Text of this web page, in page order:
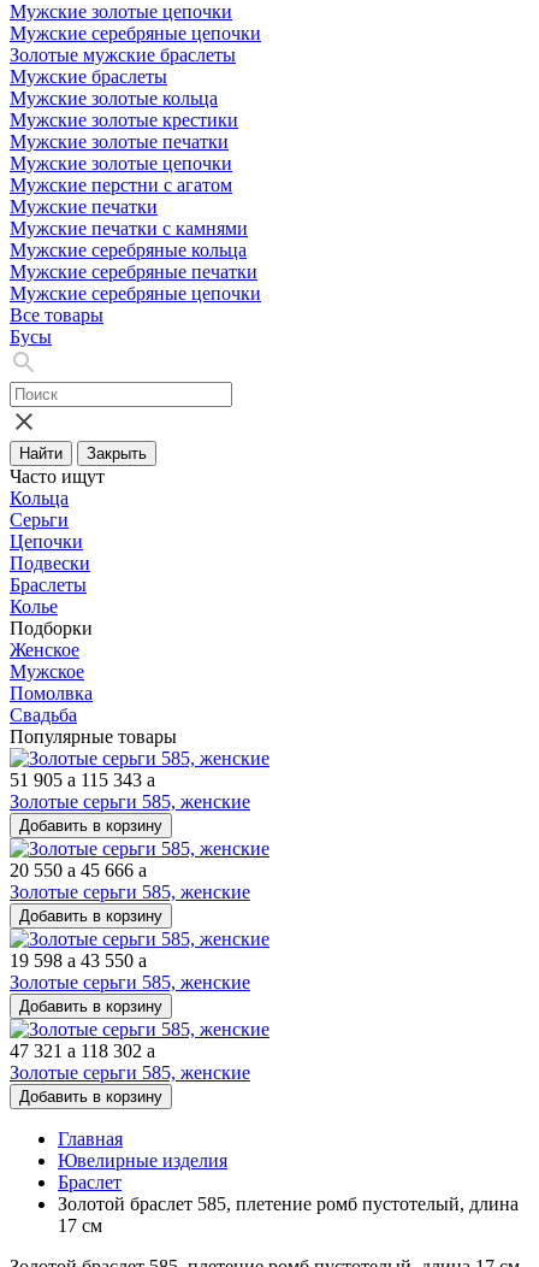
Мужские золотые цепочки
Мужские серебряные цепочки
Золотые мужские браслеты
Мужские браслеты
Мужские золотые кольца
Мужские золотые крестики
Мужские золотые печатки
Мужские золотые цепочки
Мужские перстни с агатом
Мужские печатки
Мужские печатки с камнями
Мужские серебряные кольца
Мужские серебряные печатки
Мужские серебряные цепочки
Все товары
Бусы
Найти Закрыть
Часто ищут
Кольца
Серьги
Цепочки
Подвески
Браслеты
Колье
Подборки
Женское
Мужское
Помолвка
Свадьба
Популярные товары
51 905 a 115 343 a
Золотые серьги 585, женские
Добавить в корзину
20 550 a 45 666 a
Золотые серьги 585, женские
Добавить в корзину
19 598 a 43 550 a
Золотые серьги 585, женские
Добавить в корзину
47 321 a 118 302 a
Золотые серьги 585, женские
Добавить в корзину
Главная
Ювелирные изделия
Браслет
Золотой браслет 585, плетение ромб пустотелый, длина
17 см